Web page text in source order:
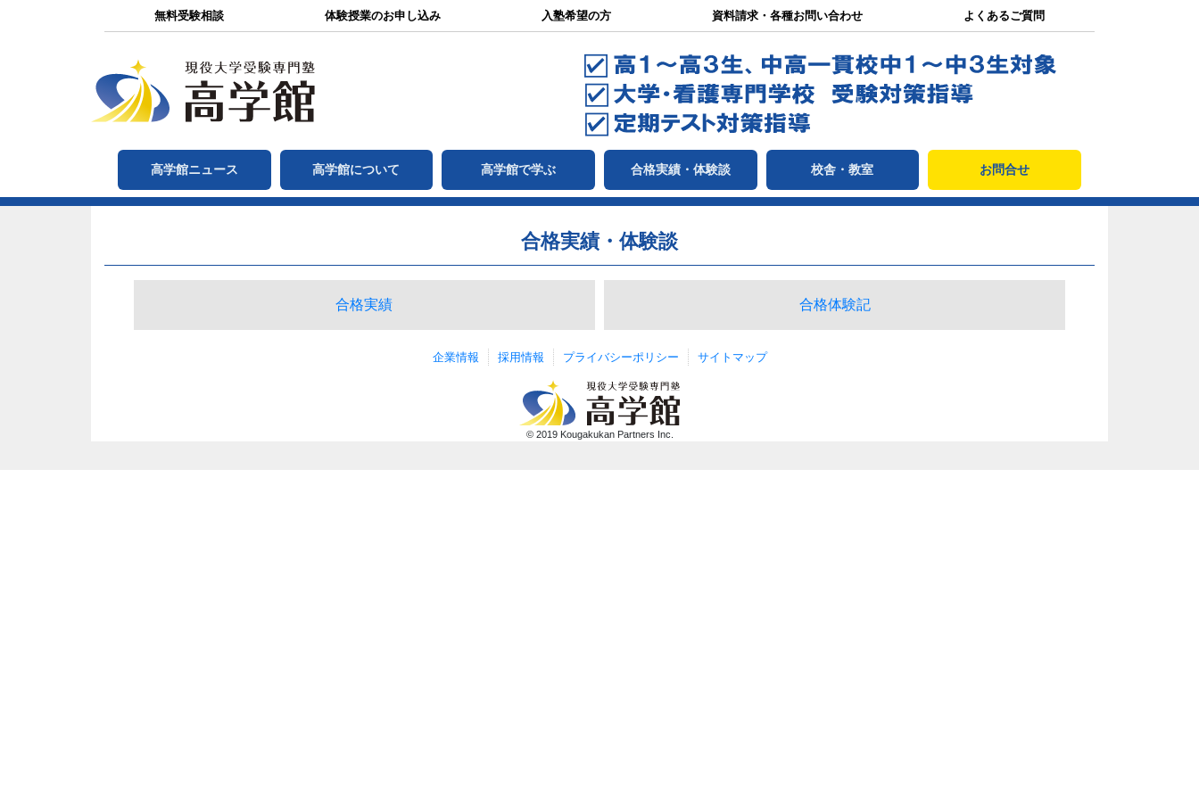
無料受験相談 体験授業のお申し込み 入塾希望の方 資料請求・各種お問い合わせ よくあるご質問
高学館ニュース 高学館について 高学館で学ぶ 合格実績・体験談 校舎・教室 お問合せ
合格実績・体験談
合格実績 合格体験記
企業情報 採用情報 プライバシーポリシー サイトマップ
© 2019 Kougakukan Partners Inc.